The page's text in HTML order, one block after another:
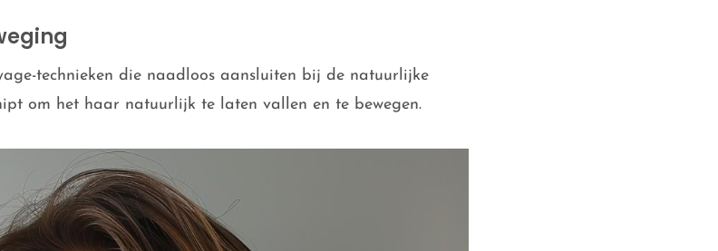
technieken die naadloos aansluiten bij de natuurlijke
om het haar natuurlijk te laten vallen en te bewegen.